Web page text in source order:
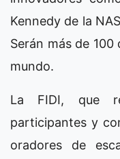
Kennedy de la
Serán más de
mundo.
La FIDI, que
participantes y
oradores de